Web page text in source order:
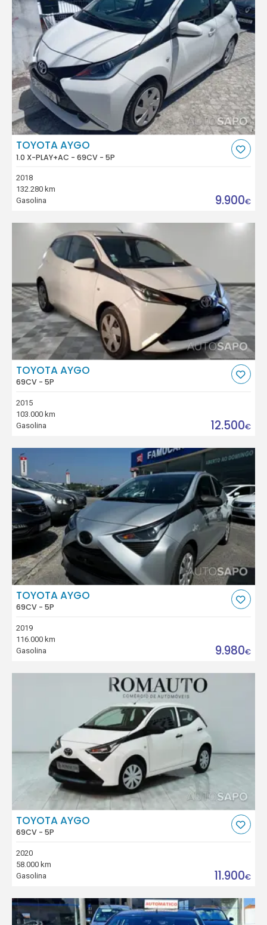
TOYOTA AYGO
1.0 X-PLAY+AC - 69CV - 5P
2018
132.280 km
Gasolina
9.900€
TOYOTA AYGO
69CV - 5P
2015
103.000 km
Gasolina
12.500€
TOYOTA AYGO
69CV - 5P
2019
116.000 km
Gasolina
9.980€
TOYOTA AYGO
69CV - 5P
2020
58.000 km
Gasolina
11.900€